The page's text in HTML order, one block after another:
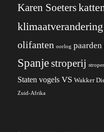
Karen Soeters
klimaatverandering
olifanten oorlog paarden
Spanjestroperij
Staten vogels VS Wakker
Zuid-Afrika